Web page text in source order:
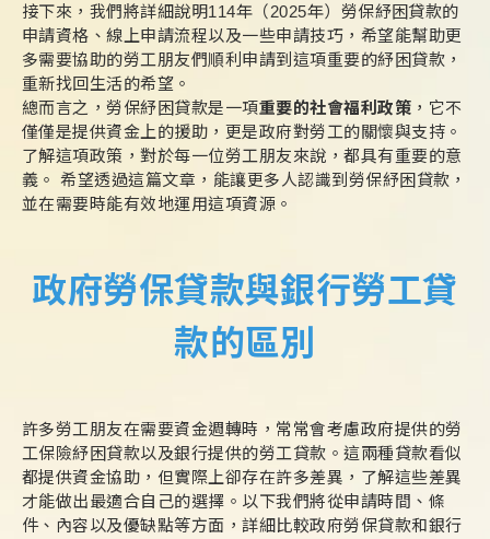
接下來，我們將詳細說明114年（2025年）勞保紓困貸款的
申請資格、線上申請流程以及一些申請技巧，希望能幫助更
多需要協助的勞工朋友們順利申請到這項重要的紓困貸款，
重新找回生活的希望。
總而言之，勞保紓困貸款是一項重要的社會福利政策 ，它不
僅僅是提供資金上的援助，更是政府對勞工的關懷與支持。
了解這項政策，對於每一位勞工朋友來說，都具有重要的意
義。 希望透過這篇文章，能讓更多人認識到勞保紓困貸款，
並在需要時能有效地運用這項資源。
政府勞保貸款與銀行勞工貸
款的區別
許多勞工朋友在需要資金週轉時，常常會考慮政府提供的勞
工保險紓困貸款以及銀行提供的勞工貸款。這兩種貸款看似
都提供資金協助，但實際上卻存在許多差異，了解這些差異
才能做出最適合自己的選擇。以下我們將從申請時間、條
件、內容以及優缺點等方面，詳細比較政府勞保貸款和銀行